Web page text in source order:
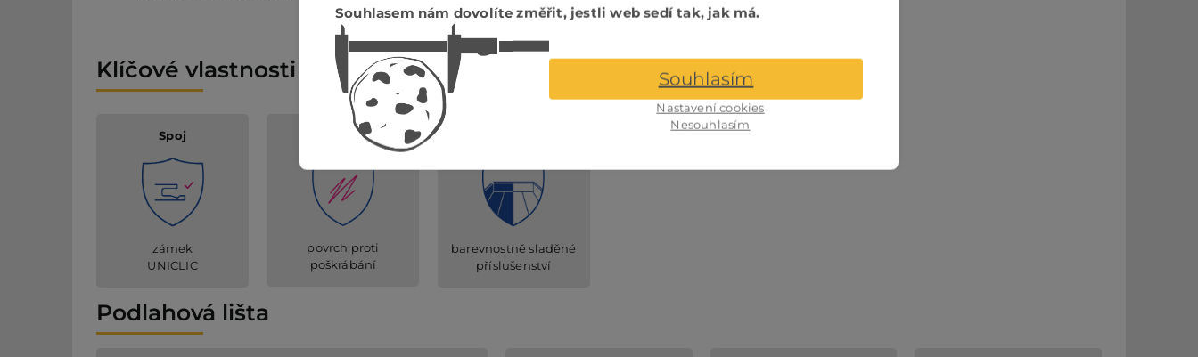
Klíčové vlastnosti
Spoj
zámek
UNICLIC
Anti scratch
povrch proti
poškrábání
barevnostně sladěné
příslušenství
Podlahová lišta
Souhlasem nám dovolíte změřit, jestli web sedí tak, jak má.
Nastavení cookies
Nesouhlasím
Souhlasím